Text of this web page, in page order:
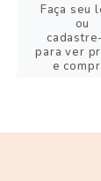
Faça seu
ou
para ver
e